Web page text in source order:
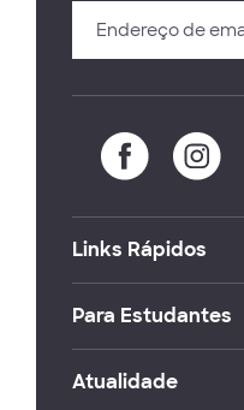
Links Rápidos
Para Estudantes
Atualidade